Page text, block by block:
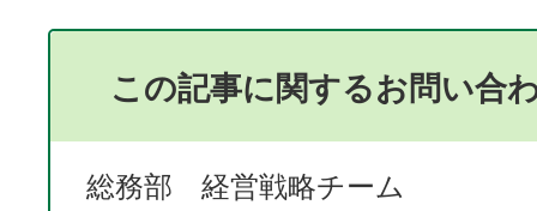
この記事に関するお問い合
総務部 経営戦略チーム